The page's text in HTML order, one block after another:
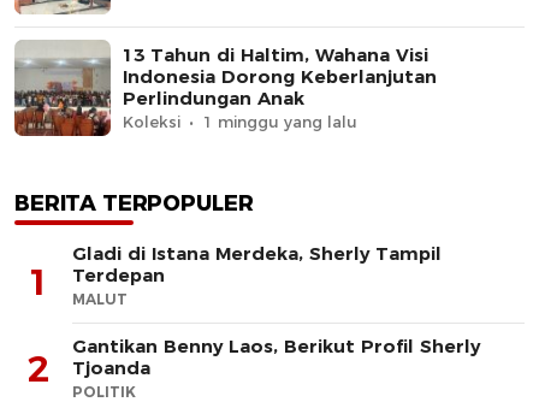
13 Tahun di Haltim, Wahana Visi
Indonesia Dorong Keberlanjutan
Perlindungan Anak
Koleksi 1 minggu yang lalu
BERITA TERPOPULER
1
Gladi di Istana Merdeka, Sherly Tampil
Terdepan
MALUT
2
Gantikan Benny Laos, Berikut Profil Sherly
Tjoanda
POLITIK